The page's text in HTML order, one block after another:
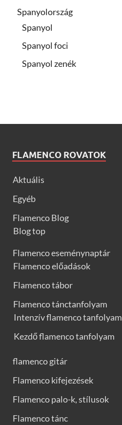
Spanyolország
Spanyol
Spanyol foci
Spanyol zenék
FLAMENCO ROVATOK
Aktuális
Egyéb
Flamenco Blog
Blog top
Flamenco eseménynaptár
Flamenco előadások
Flamenco tábor
Flamenco tánctanfolyam
Intenzív flamenco tanfolyam
Kezdő flamenco tanfolyam
flamenco gitár
Flamenco kifejezések
Flamenco palo-k, stílusok
Flamenco tánc